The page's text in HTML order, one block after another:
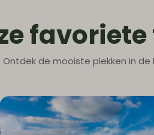
Ontdek de mooiste plekken in